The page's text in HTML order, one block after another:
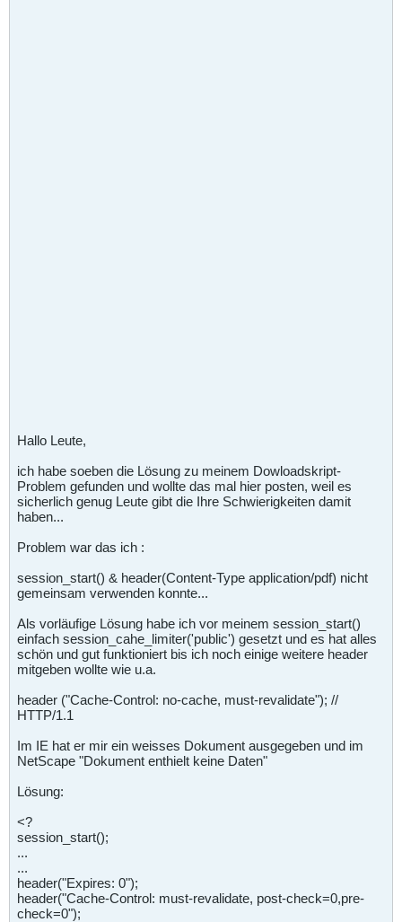
Hallo Leute,
ich habe soeben die Lösung zu meinem Dowloadskript-
Problem gefunden und wollte das mal hier posten, weil es
sicherlich genug Leute gibt die Ihre Schwierigkeiten damit
haben...
Problem war das ich :
session_start() & header(Content-Type application/pdf) nicht
gemeinsam verwenden konnte...
Als vorläufige Lösung habe ich vor meinem session_start()
einfach session_cahe_limiter('public') gesetzt und es hat alles
schön und gut funktioniert bis ich noch einige weitere header
mitgeben wollte wie u.a.
header ("Cache-Control: no-cache, must-revalidate"); //
HTTP/1.1
Im IE hat er mir ein weisses Dokument ausgegeben und im
NetScape "Dokument enthielt keine Daten"
Lösung:
<?
session_start();
...
...
header("Expires: 0");
header("Cache-Control: must-revalidate, post-check=0,pre-
check=0");